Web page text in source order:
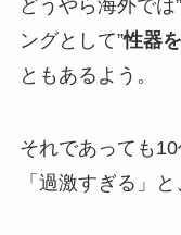
どうやら海外では
ングとして”性器
ともあるよう。
それであっても
「過激すぎる」